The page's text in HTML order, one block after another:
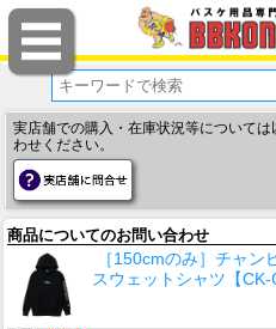
実店舗での購入・在庫状況等について
わせください。
商品についてのお問い合わせ
［150cmのみ］チャ
スウェットシャツ【